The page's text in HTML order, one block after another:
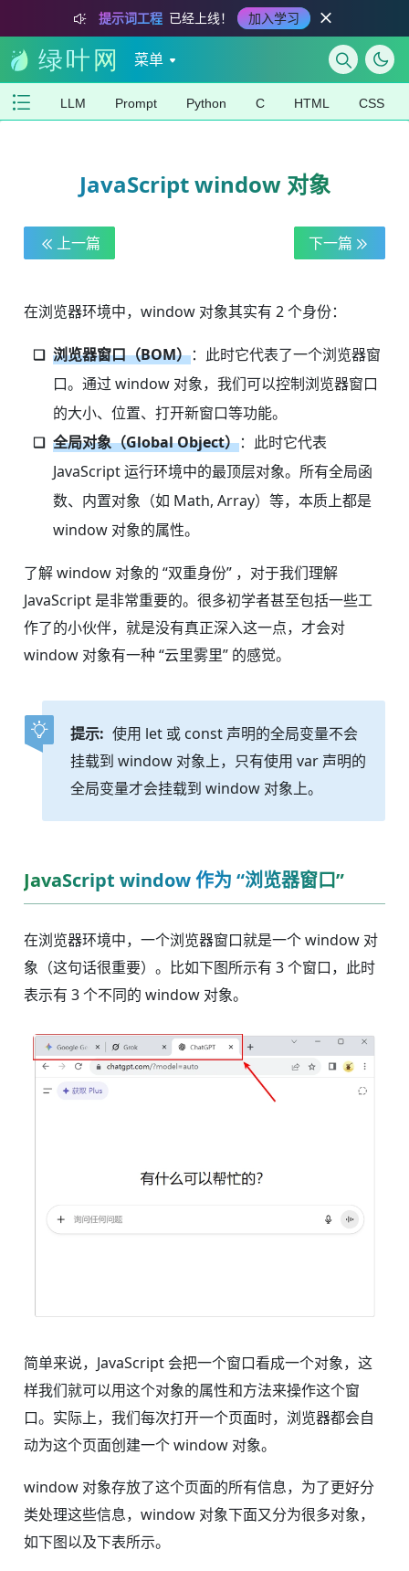
提示词工程 已经上线！ 加入学习
菜单
LLM Prompt Python C HTML CSS
JavaScript window 对象
上一篇 下一篇
在浏览器环境中，window 对象其实有 2 个身份：
浏览器窗口（BOM）：此时它代表了一个浏览器窗
口。通过 window 对象，我们可以控制浏览器窗口
的大小、位置、打开新窗口等功能。
全局对象（Global Object）：此时它代表
JavaScript 运行环境中的最顶层对象。所有全局函
数、内置对象（如 Math, Array）等，本质上都是
window 对象的属性。
了解 window 对象的 “双重身份” ，对于我们理解
JavaScript 是非常重要的。很多初学者甚至包括一些工
作了的小伙伴，就是没有真正深入这一点，才会对
window 对象有一种 “云里雾里” 的感觉。
提示: 使用 let 或 const 声明的全局变量不会
挂载到 window 对象上，只有使用 var 声明的
全局变量才会挂载到 window 对象上。
JavaScript window 作为 “浏览器窗口”
在浏览器环境中，一个浏览器窗口就是一个 window 对
象（这句话很重要）。比如下图所示有 3 个窗口，此时
表示有 3 个不同的 window 对象。
简单来说，JavaScript 会把一个窗口看成一个对象，这
样我们就可以用这个对象的属性和方法来操作这个窗
口。实际上，我们每次打开一个页面时，浏览器都会自
动为这个页面创建一个 window 对象。
window 对象存放了这个页面的所有信息，为了更好分
类处理这些信息，window 对象下面又分为很多对象，
如下图以及下表所示。